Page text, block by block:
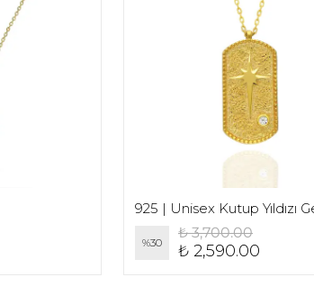
%30
₺ 3,700.00
₺ 2,590.00